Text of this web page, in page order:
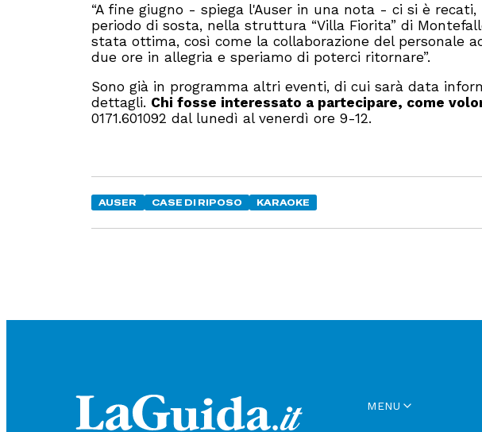
“A fine giugno - spiega l'Auser in una nota - ci si è
periodo di sosta, nella struttura “Villa Fiorita” di
stata ottima, così come la collaborazione del personale
due ore in allegria e speriamo di poterci ritornare”.
Sono già in programma altri eventi, di cui sarà data
dettagli. Chi fosse interessato a partecipare, come
0171.601092 dal lunedì al venerdì ore 9-12.
AUSER CASE DI RIPOSO KARAOKE
MENU